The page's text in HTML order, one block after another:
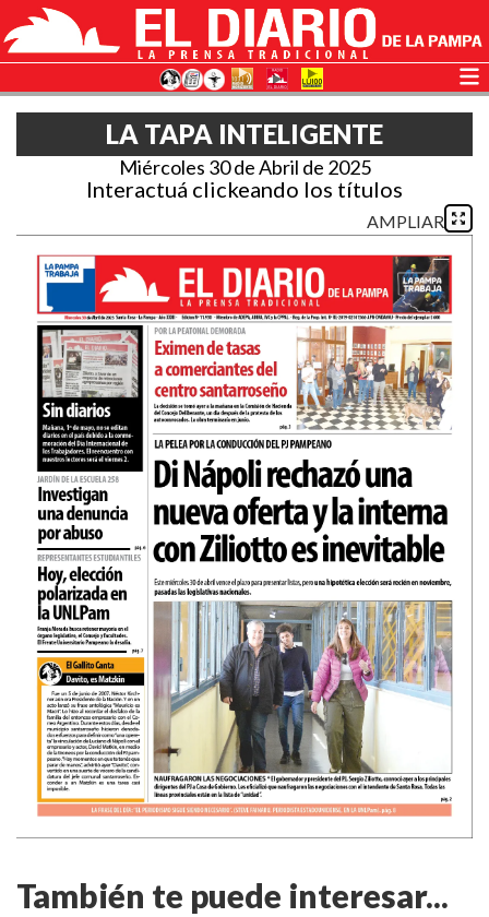
LA TAPA INTELIGENTE
Miércoles 30 de Abril de 2025
Interactuá clickeando los títulos
AMPLIAR
También te puede interesar...